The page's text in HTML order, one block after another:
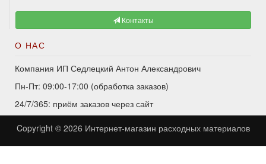
Контакты
О НАС
Компания ИП Седлецкий Антон Александрович
Пн-Пт: 09:00-17:00 (обработка заказов)
24/7/365: приём заказов через сайт
Copyright © 2026 Интернет-магазин расходных материалов